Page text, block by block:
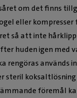
om det finns
eller
så att inte
huden igen med
rengöras används
steril koksaltlösning
föremål